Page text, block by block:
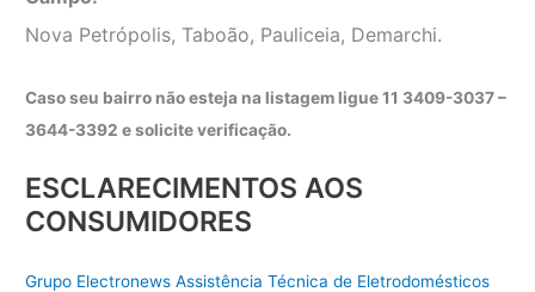
Nova Petrópolis, Taboão, Pauliceia, Demarchi.
Caso seu bairro não esteja na listagem ligue 11 3409-3037 –
3644-3392 e solicite verificação.
ESCLARECIMENTOS AOS
CONSUMIDORES
Grupo Electronews Assistência Técnica de Eletrodomésticos